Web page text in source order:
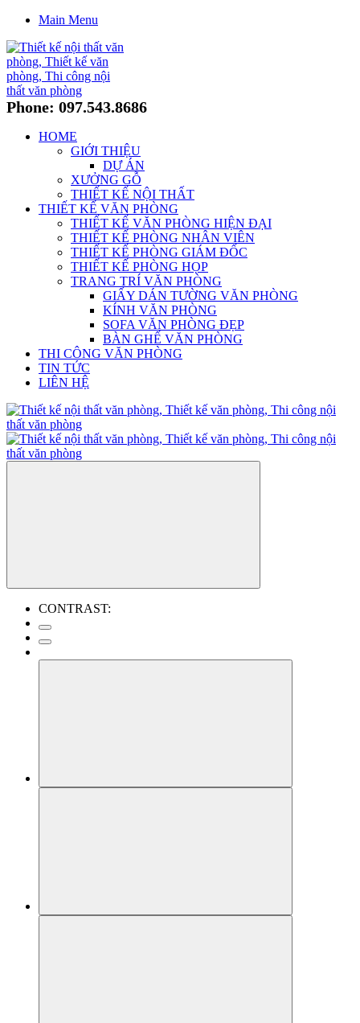
Main Menu
Phone: 097.543.8686
HOME
GIỚI THIỆU
DỰ ÁN
XƯỞNG GỖ
THIẾT KẾ NỘI THẤT
THIẾT KẾ VĂN PHÒNG
THIẾT KẾ VĂN PHÒNG HIỆN ĐẠI
THIẾT KẾ PHÒNG NHÂN VIÊN
THIẾT KẾ PHÒNG GIÁM ĐỐC
THIẾT KẾ PHÒNG HỌP
TRANG TRÍ VĂN PHÒNG
GIẤY DÁN TƯỜNG VĂN PHÒNG
KÍNH VĂN PHÒNG
SOFA VĂN PHÒNG ĐẸP
BÀN GHẾ VĂN PHÒNG
THI CÔNG VĂN PHÒNG
TIN TỨC
LIÊN HỆ
CONTRAST: